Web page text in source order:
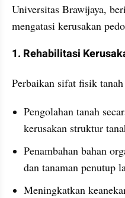
Universitas Brawijaya,
mengatasi kerusakan
1. Rehabilitasi
Perbaikan sifat fisik
Pengolahan tanah
kerusakan struktur
Penambahan bahan
dan tanaman penutup
Meningkatkan